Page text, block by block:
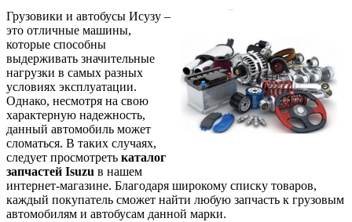
Грузовики и автобусы Исузу –
это отличные машины,
которые способны
выдерживать значительные
нагрузки в самых разных
условиях эксплуатации.
Однако, несмотря на свою
характерную надежность,
данный автомобиль может
сломаться. В таких случаях,
следует просмотреть каталог
запчастей Isuzu в нашем
интернет-магазине. Благодаря широкому списку товаров,
каждый покупатель сможет найти любую запчасть к грузовым
автомобилям и автобусам данной марки.